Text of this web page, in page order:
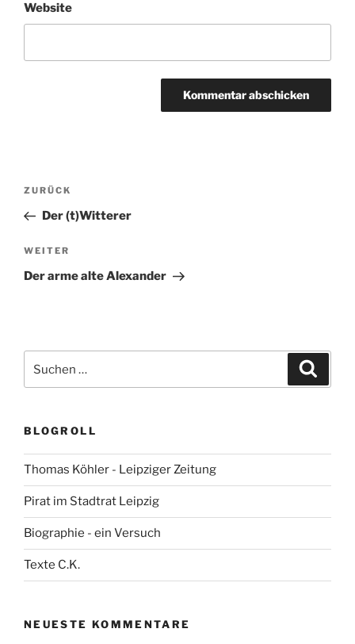
Website
Beitragsnavigation
Vorheriger
Beitrag
ZURÜCK
Der (t)Witterer
Nächster
Beitrag
WEITER
Der arme alte Alexander
nach:
BLOGROLL
Thomas Köhler - Leipziger Zeitung
Pirat im Stadtrat Leipzig
Biographie - ein Versuch
Texte C.K.
NEUESTE KOMMENTARE